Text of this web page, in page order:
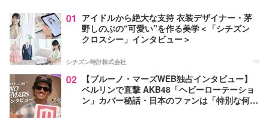
01 アイドルから絶大な支持 衣装デザイナー・茅
野しのぶの“可愛い”を作る美学＜「シチズン
クロスシー」インタビュー＞
シチズン時計株式会社 PR
02
【ブルーノ・マーズWEB独占インタビュー】
ベルリンで直撃 AKB48「ヘビーローテーショ
ン」カバー秘話・日本のファンは「特別な何か